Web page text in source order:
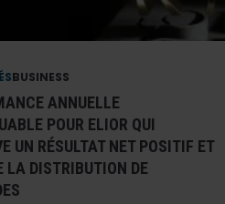
BUSINESS
ANNUELLE
POUR ELIOR QUI
UN RÉSULTAT NET POSITIF ET
LA DISTRIBUTION DE